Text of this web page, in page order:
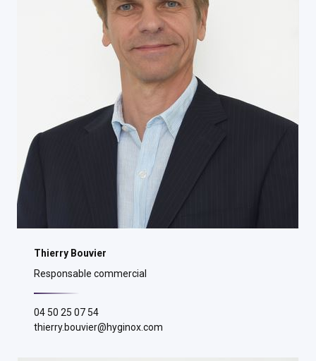
Thierry Bouvier
Responsable commercial
04 50 25 07 54
thierry.bouvier@hyginox.com